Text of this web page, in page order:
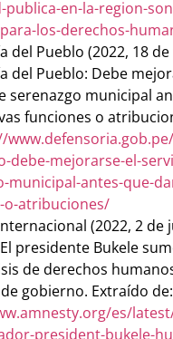
publica-en-la-region-
los-derechos-
del Pueblo (2022, 18
del Pueblo: Debe
serenazgo municipal
funciones o
debe-mejorarse-el-
municipal-antes-que-
o-atribuciones/
(2022, 2 de
presidente Bukele
de derechos
gobierno. Extraído de:
es/
president-bukele-